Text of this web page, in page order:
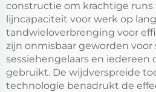
constructie om krachtige runs
lijncapaciteit voor werk op
tandwieloverbrenging voor
zijn onmisbaar geworden voor
sessiehengelaars en iedereen
gebruikt. De wijdverspreide
technologie benadrukt de